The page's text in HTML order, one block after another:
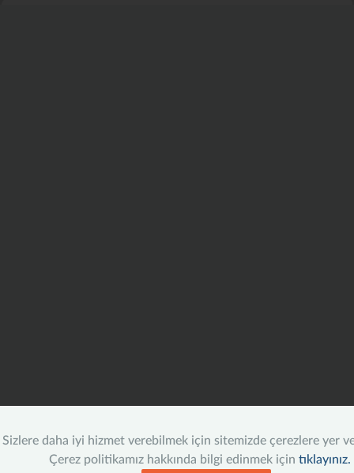
Sizlere daha iyi hizmet verebilmek için sitemizde çerezlere yer
Çerez politikamız hakkında bilgi edinmek için tıklayınız.